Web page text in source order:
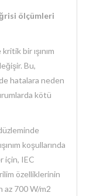
ölçümleri
bir ışınım
Bu,
hatalara neden
kötü
koşullarında
için, IEC
özelliklerinin
az 700 W/m2